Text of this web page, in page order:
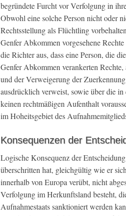
begründete Furcht vor Verfolgung in
Obwohl eine solche Person nicht oder
Rechtsstellung als Flüchtling
Genfer Abkommen vorgesehene
die Richter aus, dass eine Person, die
Genfer Abkommen verankerten
und der Verweigerung der
ausdrücklich verweist, sowie über die
keinen rechtmäßigen Aufenthalt
im Hoheitsgebiet des
Konsequenzen der
Logische Konsequenz der
überschritten hat, gleichgültig wie er
innerhalb von Europa verübt, nicht
Verfolgung im Herkunftsland besteht,
Aufnahmestaats sanktioniert werden